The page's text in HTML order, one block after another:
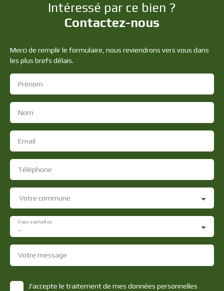
Intéressé par ce bien ?
Contactez-nous
Merci de remplir le formulaire, nous reviendrons vers vous dans
les plus brefs délais.
Prénom
Nom
Email
Téléphone
Votre commune
-
Vous souhaitez
Votre message
J'accepte le traitement de mes données personnelles